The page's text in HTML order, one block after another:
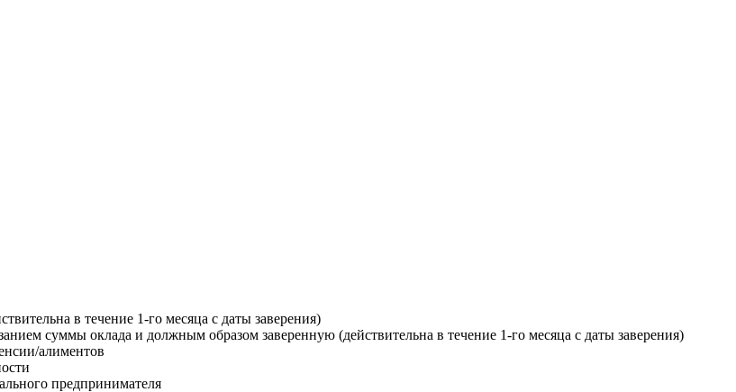
в течение 1-го месяца с даты заверения)
суммы оклада и должным образом заверенную (действительна в течение 1-го месяца с даты заверения)
алиментов
предпринимателя